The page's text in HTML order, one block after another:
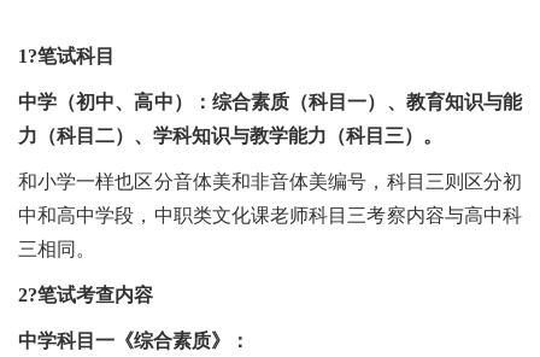
1?笔试科目
中学（初中、高中）：综合素质（科目一）、教育知识与能
力（科目二）、学科知识与教学能力（科目三）。
和小学一样也区分音体美和非音体美编号，科目三则区分初
中和高中学段，中职类文化课老师科目三考察内容与高中科
三相同。
2?笔试考查内容
中学科目一《综合素质》：